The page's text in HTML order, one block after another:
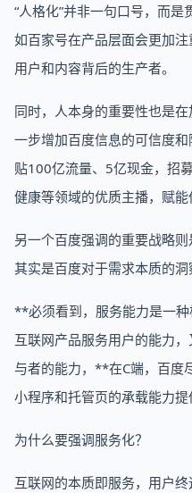
“人格化”并非一句口号，而
如百家号在产品层面会更加
用户和内容背后的生产者。
同时，人本身的重要性也是
一步增加百度信息的可信度
贴100亿流量、5亿现金，招
健康等领域的优质主播，赋能
另一个百度强调的重要战略则
其实是百度对于需求本质的洞
**必须看到，服务能力是一
互联网产品服务用户的能力
与者的能力，**在C端，百度
小程序和托管页的承载能力提
为什么要强调服务化？
互联网的本质即服务，用户